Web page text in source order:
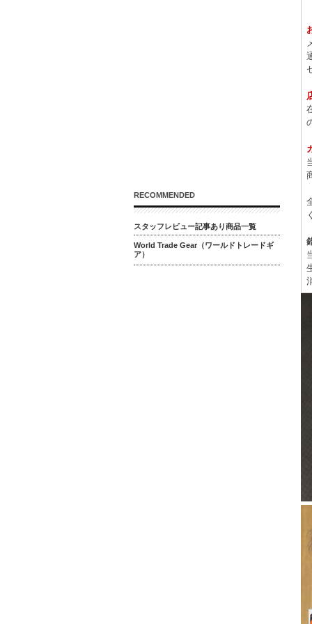
RECOMMENDED
スタッフレビュー記事あり商品一覧
World Trade Gear（ワールドトレードギ
ア）